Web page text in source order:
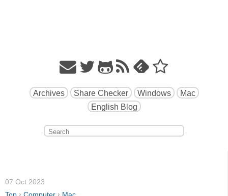
Archives Share Checker Windows
Mac
English Blog
07 Oct 2023
Top › Computer › Mac